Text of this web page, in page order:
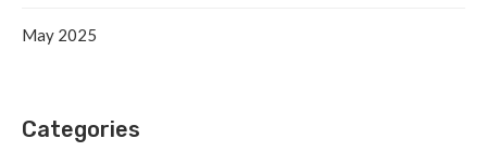
May 2025
Categories